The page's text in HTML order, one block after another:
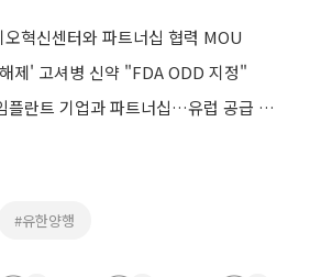
혁신센터와 파트너십 협력 MOU
제' 고셔병 신약 "FDA ODD 지정"
큐렉소, 이탈리아 임플란트 기업과 파트너십…유럽 공급 본격화
#유한양행